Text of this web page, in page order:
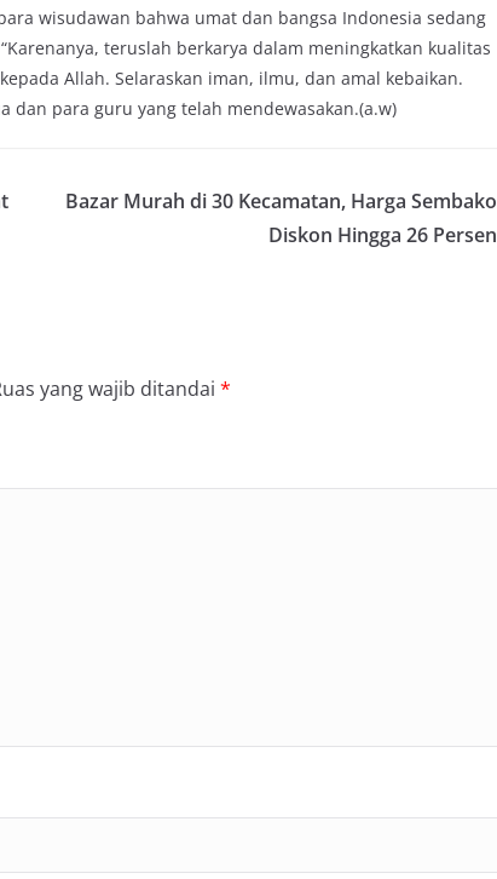
wisudawan bahwa umat dan bangsa Indonesia sedang
teruslah berkarya dalam meningkatkan kualitas
Allah. Selaraskan iman, ilmu, dan amal kebaikan.
dan para guru yang telah mendewasakan.(a.w)
Bazar Murah di 30 Kecamatan, Harga Sembako
Diskon Hingga 26 Persen
yang wajib ditandai *